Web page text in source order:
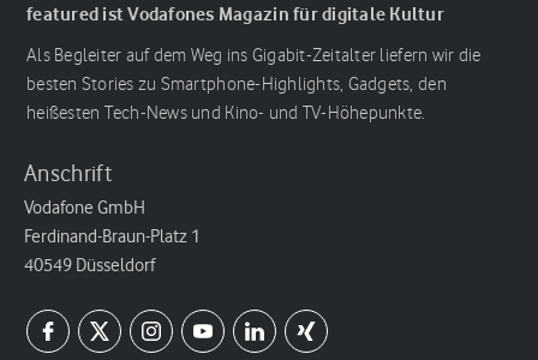
featured ist Vodafones Magazin für digitale Kultur
Als Begleiter auf dem Weg ins Gigabit-Zeitalter liefern wir die
besten Stories zu Smartphone-Highlights, Gadgets, den
heißesten Tech-News und Kino- und TV-Höhepunkte.
Anschrift
Vodafone GmbH
Ferdinand-Braun-Platz 1
40549 Düsseldorf